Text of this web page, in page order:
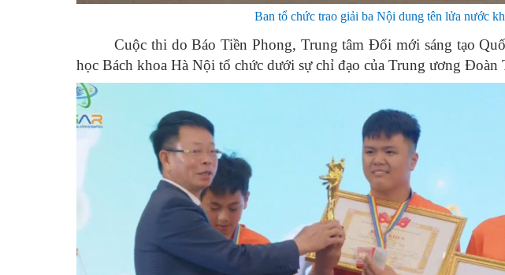
Ban tổ chức trao giải ba Nội dung tên lửa nước
Cuộc thi do Báo Tiền Phong, Trung tâm Đổi mới sáng tạo
học Bách khoa Hà Nội tổ chức dưới sự chỉ đạo của Trung ương